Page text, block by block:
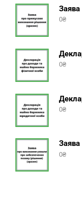
0₴
0₴
0₴
0₴